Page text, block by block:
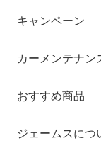
キャンペーン
カーメンテナン
おすすめ商品
ジェームスにつ